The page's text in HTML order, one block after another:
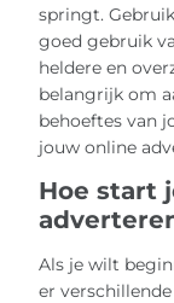
springt.
goed gebruik
heldere en
belangrijk om
behoeftes van
jouw online
Hoe start
Als je wilt
er